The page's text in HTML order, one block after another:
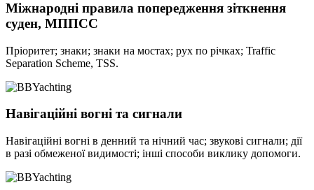
Міжнародні правила попередження зіткнення
суден, МППСС
Пріоритет; знаки; знаки на мостах; рух по річках; Traffic
Separation Scheme, TSS.
Навігаційні вогні та сигнали
Навігаційні вогні в денний та нічний час; звукові сигнали; дії
в разі обмеженої видимості; інші способи виклику допомоги.